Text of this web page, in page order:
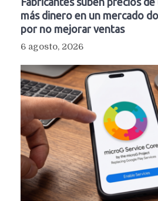
más dinero en un mercado
por no mejorar ventas
6 agosto, 2026